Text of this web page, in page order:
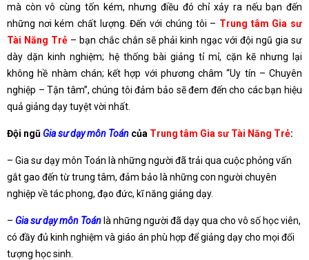
mà còn vô cùng tốn kém, nhưng điều đó chỉ xảy ra nếu bạn đến
những nơi kém chất lượng. Đến với chúng tôi – Trung tâm Gia sư
Tài Năng Trẻ – bạn chắc chắn sẽ phải kinh ngạc với đội ngũ gia sư
dày dặn kinh nghiệm; hệ thống bài giảng tỉ mỉ, cặn kẽ nhưng lại
không hề nhàm chán; kết hợp với phương châm “Uy tín – Chuyên
nghiệp – Tận tâm”, chúng tôi đảm bảo sẽ đem đến cho các bạn hiệu
quả giảng dạy tuyệt vời nhất.
Đội ngũ Gia sư dạy môn Toán của Trung tâm Gia sư Tài Năng Trẻ:
– Gia sư dạy môn Toán là những người đã trải qua cuộc phỏng vấn
gắt gao đến từ trung tâm, đảm bảo là những con người chuyên
nghiệp về tác phong, đạo đức, kĩ năng giảng dạy.
– Gia sư dạy môn Toán là những người đã dạy qua cho vô số học viên,
có đầy đủ kinh nghiệm và giáo án phù hợp để giảng dạy cho mọi đối
tượng học sinh.